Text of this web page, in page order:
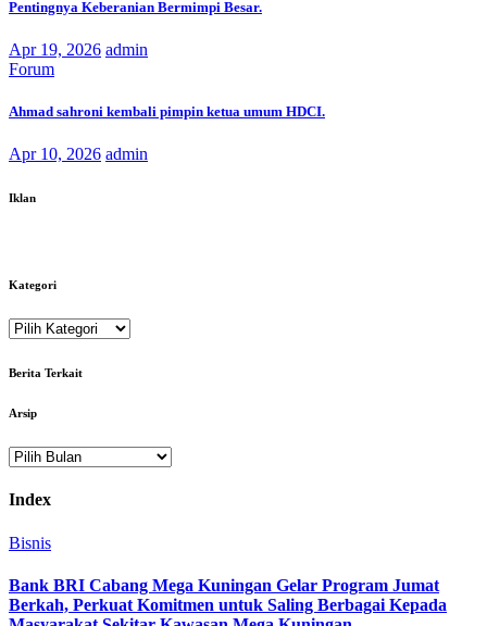
Pentingnya Keberanian Bermimpi Besar.
Apr 19, 2026 admin
Forum
Ahmad sahroni kembali pimpin ketua umum HDCI.
Apr 10, 2026 admin
Iklan
Kategori
Kategori
Berita Terkait
Arsip
Arsip
Index
Bisnis
Bank BRI Cabang Mega Kuningan Gelar Program Jumat
Berkah, Perkuat Komitmen untuk Saling Berbagai Kepada